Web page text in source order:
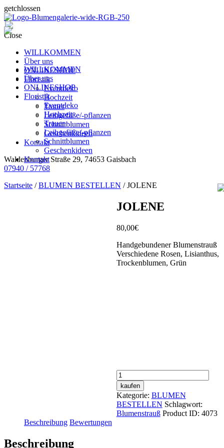
getchlossen
WILLKOMMEN
Über uns
ONLINESHOP
Floristik
Eventdeko
Hochzeit
Trauer
Leihgefäße/-pflanzen
Schnittblumen
Geschenkideen
Kontakt
Close
WILLKOMMEN
Über uns
ONLINESHOP
Floristik
Eventdeko
Hochzeit
Trauer
Leihgefäße/-pflanzen
Schnittblumen
Geschenkideen
Kontakt
Waldenburger Straße 29, 74653 Gaisbach
07940 / 57768
Startseite /BLUMEN BESTELLEN / JOLENE
JOLENE
80,00€
Handgebundener Blumenstrauß
Verschiedene Rosen, Lisianthus,
Trockenblumen, Grün
JOLENE
Menge
kaufen
Kategorie: BLUMEN
BESTELLEN Schlagwort:
Blumenstrauß Product ID: 4073
Beschreibung Bewertungen
Beschreibung